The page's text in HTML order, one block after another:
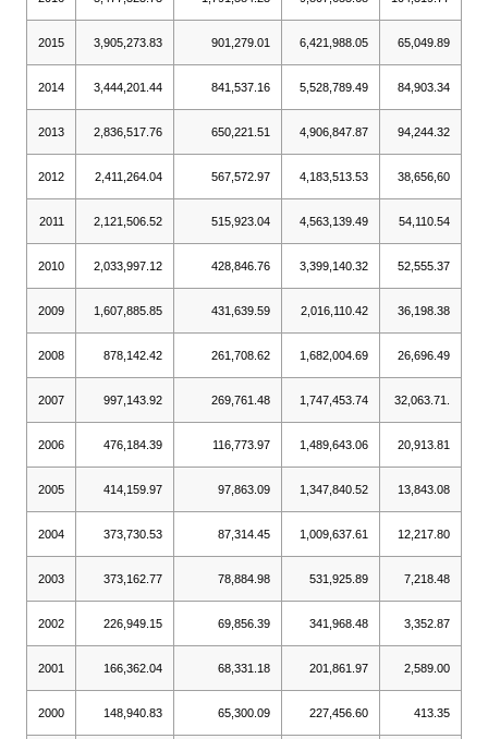
2015 3,905,273.83 901,279.01 6,421,988.05 65,049.89
2014 3,444,201.44 841,537.16 5,528,789.49 84,903.34
2013 2,836,517.76 650,221.51 4,906,847.87 94,244.32
2012 2,411,264.04 567,572.97 4,183,513.53 38,656,60
2011 2,121,506.52 515,923.04 4,563,139.49 54,110.54
2010 2,033,997.12 428,846.76 3,399,140.32 52,555.37
2009 1,607,885.85 431,639.59 2,016,110.42 36,198.38
2008 878,142.42 261,708.62 1,682,004.69 26,696.49
2007 997,143.92 269,761.48 1,747,453.74 32,063.71.
2006 476,184.39 116,773.97 1,489,643.06 20,913.81
2005 414,159.97 97,863.09 1,347,840.52 13,843.08
2004 373,730.53 87,314.45 1,009,637.61 12,217.80
2003 373,162.77 78,884.98 531,925.89 7,218.48
2002 226,949.15 69,856.39 341,968.48 3,352.87
2001 166,362.04 68,331.18 201,861.97 2,589.00
2000 148,940.83 65,300.09 227,456.60 413.35